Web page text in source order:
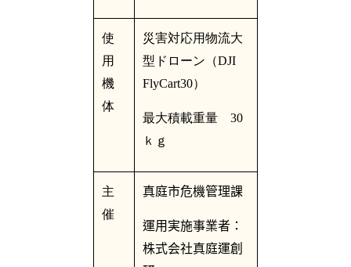
使
用
機
体
災害対応用物流大
型ドローン（DJI
FlyCart30）
最大積載重量 30
ｋｇ
主
催
真庭市危機管理課
運用実施事業者：
株式会社真庭運創